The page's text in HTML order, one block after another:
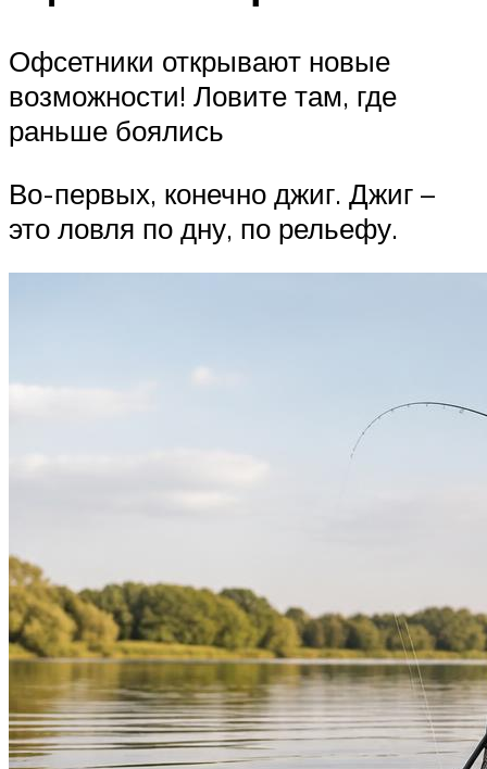
Офсетники открывают новые
возможности! Ловите там, где
раньше боялись
Во-первых, конечно джиг. Джиг –
это ловля по дну, по рельефу.